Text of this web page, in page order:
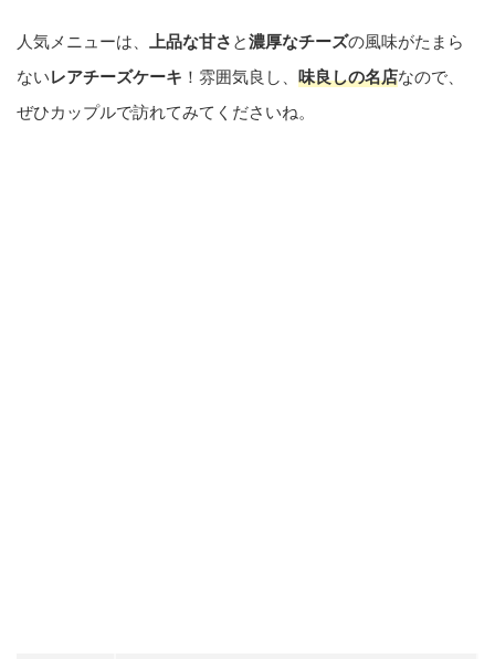
人気メニューは、 上品な甘さ と濃厚なチーズの風味がたまら
ないレアチーズケーキ ！雰囲気良し、 味良しの名店なので、
ぜひカップルで訪れてみてくださいね。